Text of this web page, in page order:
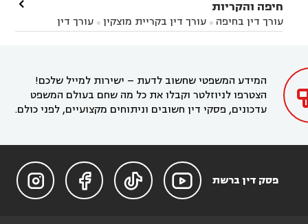
השרון
עורך דין באבן יהודה
עורך דין בחריש עורך דין בקיסריה עורך דין בקדימה
חיפה והקריות
עורך דין בחיפה  עורך דין בקריית מוצקין 
עורך דין
בקרית מוצקין
עורך דין בקריית אתא
עורך דין

המידע המשפטי שחשוב לדעת – ישירות למייל שלכם!
הצטרפו לניוזלטר וקבלו את כל מה שחם בעולם המשפט
עדכונים, פסקי דין חשובים וניתוחים מקצועיים, לפני כולם.
פסק דין ברשת 


